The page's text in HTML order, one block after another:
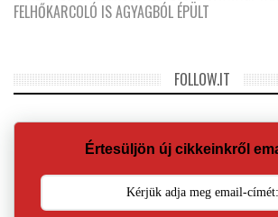
FELHŐKARCOLÓ IS AGYAGBÓL ÉPÜLT
FOLLOW.IT
Értesüljön új cikkeinkről